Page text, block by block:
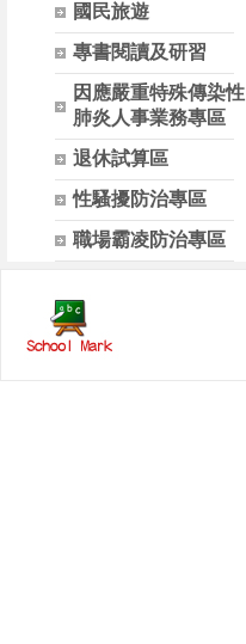
國民旅遊
專書閱讀及研習
因應嚴重特殊傳染性
肺炎人事業務專區
退休試算區
性騷擾防治專區
職場霸凌防治專區